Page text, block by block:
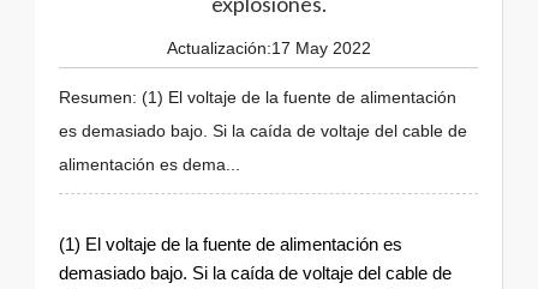
Actualización:17 May 2022
Resumen: (1) El voltaje de la fuente de alimentación
es demasiado bajo. Si la caída de voltaje del cable de
alimentación es dema...
(1) El voltaje de la fuente de alimentación es
demasiado bajo. Si la caída de voltaje del cable de